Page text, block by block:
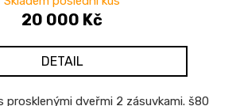
20 000 Kč
DETAIL
prosklenými dveřmi 2 zásuvkami. š80